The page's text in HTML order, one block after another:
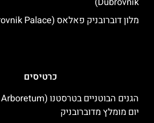
מלון דוברובניק פאלאס (Hotel Dubrovnik Palace)
כרטיסים
יום מומלץ מדוברובניק